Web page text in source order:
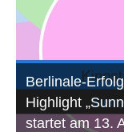
Berlinale-
Highlight
startet am 13.